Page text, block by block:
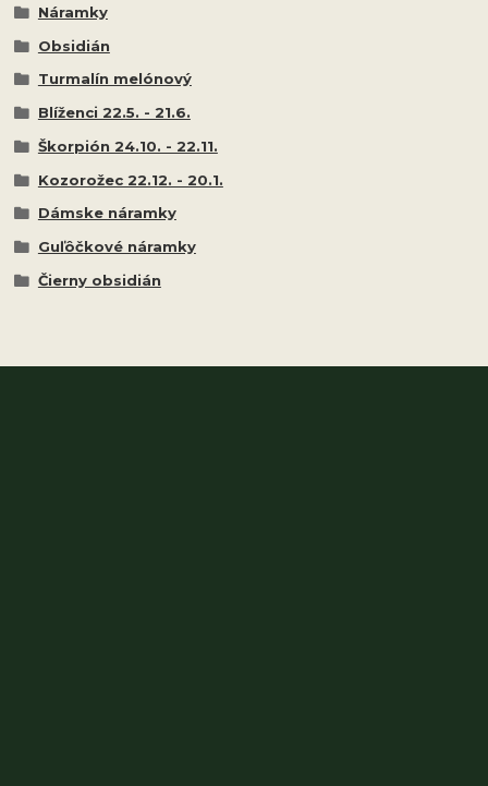
Náramky
Obsidián
Turmalín melónový
Blíženci 22.5. - 21.6.
Škorpión 24.10. - 22.11.
Kozorožec 22.12. - 20.1.
Dámske náramky
Guľôčkové náramky
Čierny obsidián